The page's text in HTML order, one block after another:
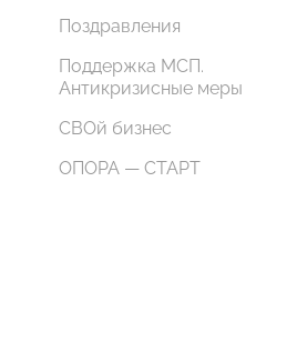
Поздравления
Поддержка МСП.
Антикризисные меры
СВОй бизнес
ОПОРА — СТАРТ